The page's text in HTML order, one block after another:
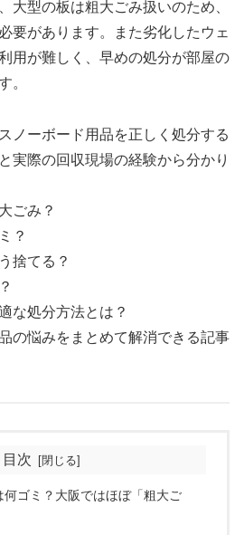
大型の板は粗大ごみ扱いのため、
要があります。また劣化したウェ
用が難しく、早めの処分が部屋の
。
ノーボード用品を正しく処分する
実際の回収現場の経験から分かり
ごみ？
？
捨てる？
な処分方法とは？
の悩みをまとめて解消できる記事
目次
ゴミ？大阪ではほぼ「粗大ご